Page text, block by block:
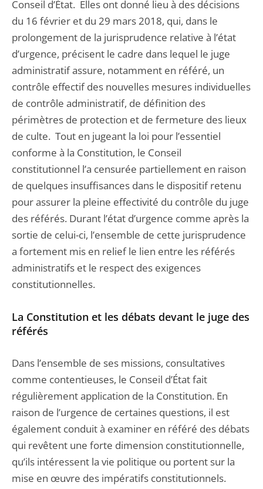
Conseil d’État. Elles ont donné lieu à des décisions
du 16 février et du 29 mars 2018, qui, dans le
prolongement de la jurisprudence relative à l’état
d’urgence, précisent le cadre dans lequel le juge
administratif assure, notamment en référé, un
contrôle effectif des nouvelles mesures individuelles
de contrôle administratif, de définition des
périmètres de protection et de fermeture des lieux
de culte. Tout en jugeant la loi pour l’essentiel
conforme à la Constitution, le Conseil
constitutionnel l’a censurée partiellement en raison
de quelques insuffisances dans le dispositif retenu
pour assurer la pleine effectivité du contrôle du juge
des référés. Durant l’état d’urgence comme après la
sortie de celui-ci, l’ensemble de cette jurisprudence
a fortement mis en relief le lien entre les référés
administratifs et le respect des exigences
constitutionnelles.
La Constitution et les débats devant le juge des
référés
Dans l’ensemble de ses missions, consultatives
comme contentieuses, le Conseil d’État fait
régulièrement application de la Constitution. En
raison de l’urgence de certaines questions, il est
également conduit à examiner en référé des débats
qui revêtent une forte dimension constitutionnelle,
qu’ils intéressent la vie politique ou portent sur la
mise en œuvre des impératifs constitutionnels.